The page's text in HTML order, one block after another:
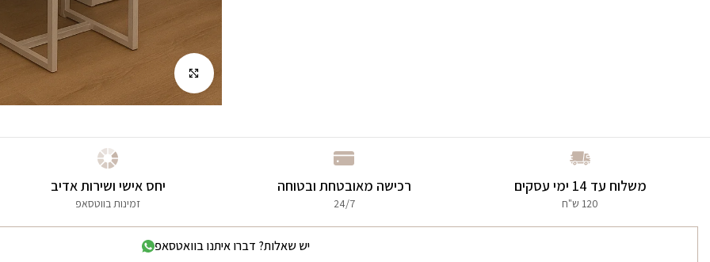
לחץ להגדלה
משלוח עד 14 ימי עסקים
120 ש"ח
רכישה מאובטחת ובטוחה
24/7
יחס אישי ושירות אדיב
זמינות בווטסאפ
יש שאלות? דברו איתנו בוואטסאפ